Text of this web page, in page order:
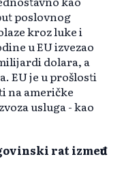
poslovnog
kroz luke i
u EU izvezao
dolara, a
EU je u prošlosti
na američke
usluga - kao
rat između